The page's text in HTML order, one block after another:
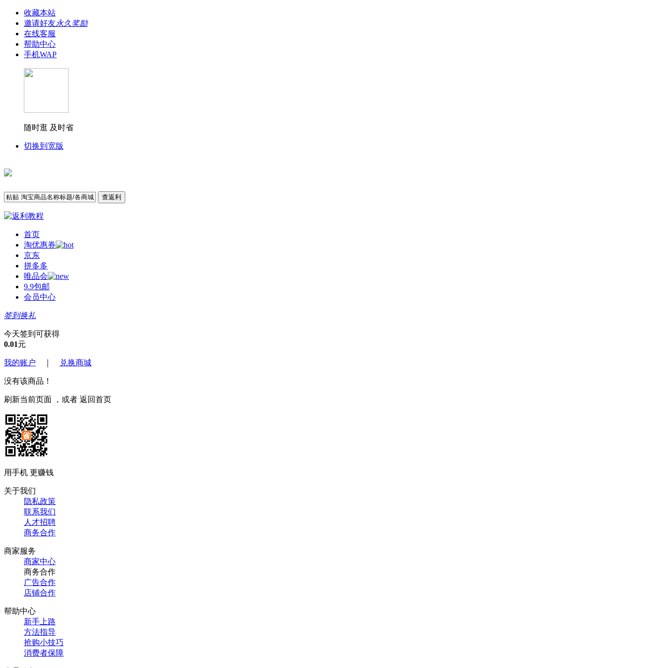
收藏本站
邀请好友永久奖励
在线客服
帮助中心
手机WAP
随时逛 及时省
切换到宽版
查返利
首页
淘优惠券
京东
拼多多
唯品会
9.9包邮
会员中心
签到换礼
今天签到可获得
0.01元
我的账户 兑换商城
没有该商品！
刷新当前页面 ，或者 返回首页
用手机 更赚钱
关于我们
隐私政策
联系我们
人才招聘
商务合作
商家服务
商家中心
商务合作
广告合作
店铺合作
帮助中心
新手上路
方法指导
抢购小技巧
消费者保障